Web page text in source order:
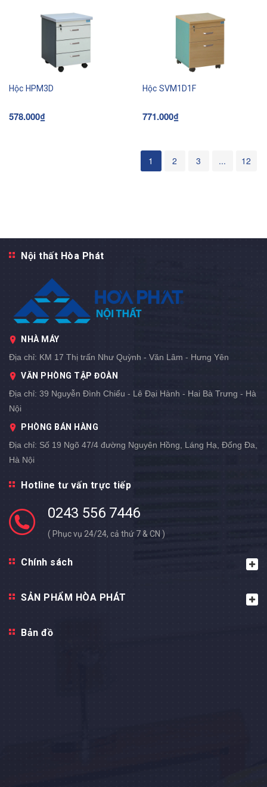
Hộc HPM3D
578.000₫
Hộc SVM1D1F
771.000₫
1 2 3 ... 12
Nội thất Hòa Phát
NHÀ MÁY
Địa chỉ: KM 17 Thị trấn Như Quỳnh - Văn Lâm - Hưng Yên
VĂN PHÒNG TẬP ĐOÀN
Địa chỉ: 39 Nguyễn Đình Chiểu - Lê Đại Hành - Hai Bà Trưng - Hà
Nội
PHÒNG BÁN HÀNG
Địa chỉ: Số 19 Ngõ 47/4 đường Nguyên Hồng, Láng Hạ, Đống Đa,
Hà Nội
Hotline tư vấn trực tiếp
0243 556 7446
( Phục vụ 24/24, cả thứ 7 & CN )
Chính sách
SẢN PHẨM HÒA PHÁT
Bản đồ